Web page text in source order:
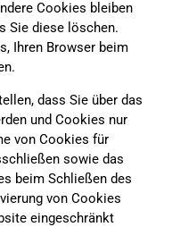
Cookies bleiben
Sie diese löschen.
Ihren Browser beim
dass Sie über das
und Cookies nur
von Cookies für
sowie das
beim Schließen des
von Cookies
eingeschränkt